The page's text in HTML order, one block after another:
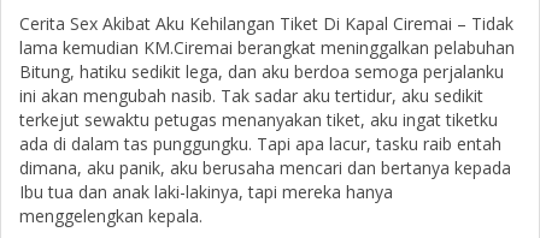
Cerita Sex Akibat Aku Kehilangan Tiket Di Kapal Ciremai – Tidak
lama kemudian KM.Ciremai berangkat meninggalkan pelabuhan
Bitung, hatiku sedikit lega, dan aku berdoa semoga perjalanku
ini akan mengubah nasib. Tak sadar aku tertidur, aku sedikit
terkejut sewaktu petugas menanyakan tiket, aku ingat tiketku
ada di dalam tas punggungku. Tapi apa lacur, tasku raib entah
dimana, aku panik, aku berusaha mencari dan bertanya kepada
Ibu tua dan anak laki-lakinya, tapi mereka hanya
menggelengkan kepala.